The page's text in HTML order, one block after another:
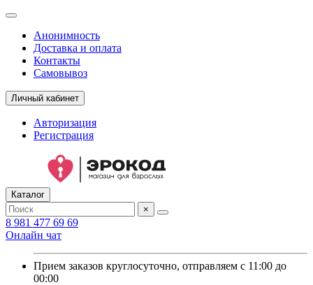
Анонимность
Доставка и оплата
Контакты
Самовывоз
Личный кабинет
Авторизация
Регистрация
Каталог
×
8 981 477 69 69
Онлайн чат
Прием заказов круглосуточно, отправляем с 11:00 до
00:00